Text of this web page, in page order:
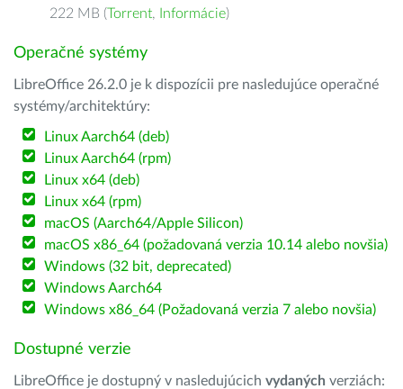
222 MB (Torrent, Informácie)
Operačné systémy
LibreOffice 26.2.0 je k dispozícii pre nasledujúce operačné
systémy/architektúry:
Linux Aarch64 (deb)
Linux Aarch64 (rpm)
Linux x64 (deb)
Linux x64 (rpm)
macOS (Aarch64/Apple Silicon)
macOS x86_64 (požadovaná verzia 10.14 alebo novšia)
Windows (32 bit, deprecated)
Windows Aarch64
Windows x86_64 (Požadovaná verzia 7 alebo novšia)
Dostupné verzie
LibreOffice je dostupný v nasledujúcich vydaných verziách: